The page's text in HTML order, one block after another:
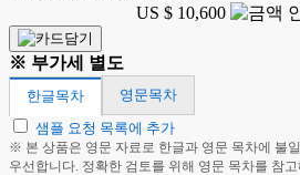
US $ 10,600
※ 부가세 별도
한글목차
영문목차
샘플 요청 목록에 추가
※ 본 상품은 영문 자료로 한글과 영문 목차에 불
우선합니다. 정확한 검토를 위해 영문 목차를 참